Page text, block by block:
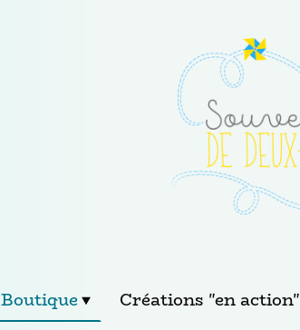
Boutique Créations "en action"